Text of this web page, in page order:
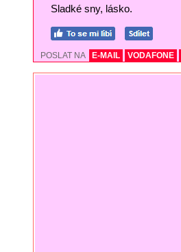
Sladké sny, lásko.
POSLAT NA E-MAIL VODAFONE